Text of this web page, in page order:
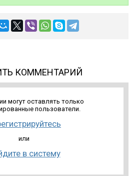
КОММЕНТАРИЙ
могут оставлять только
пользователи.
или
в систему